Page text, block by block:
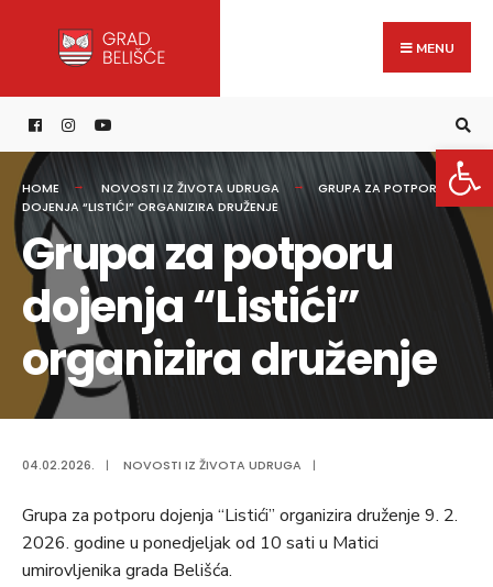
content
MENU
HOME NOVOSTI IZ ŽIVOTA UDRUGA
GRUPA ZA POTPORU
DOJENJA “LISTIĆI” ORGANIZIRA DRUŽENJE
Grupa za potporu
dojenja “Listići”
organizira druženje
04.02.2026. | NOVOSTI IZ ŽIVOTA UDRUGA |
Grupa za potporu dojenja “Listići” organizira druženje 9. 2.
2026. godine u ponedjeljak od 10 sati u Matici
umirovljenika grada Belišća.
for: